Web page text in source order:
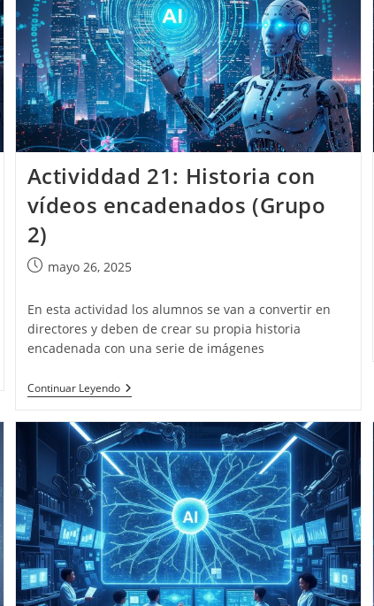
Actividdad 21: Historia con
vídeos encadenados (Grupo
2)
Publicación
la
entrada:
mayo 26, 2025
En esta actividad los alumnos se van a convertir en
directores y deben de crear su propia historia
encadenada con una serie de imágenes
Continuar LeyendoActividdad
21:
Con
Vídeos
Encadenados
(Grupo
2)